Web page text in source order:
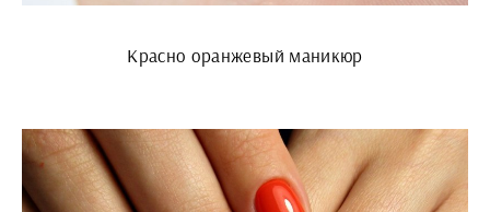
Красно оранжевый маникюр